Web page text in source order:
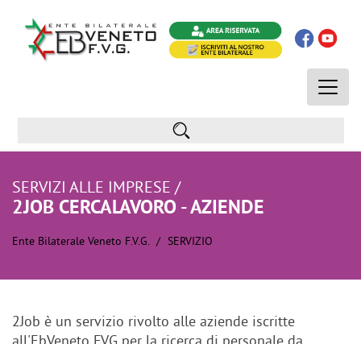
Toggle
SERVIZI ALLE IMPRESE /
2JOB CERCALAVORO - AZIENDE
Ente Bilaterale Veneto F.V.G. SERVIZIO
2Job è un servizio rivolto alle aziende iscritte
all'EbVeneto FVG per la ricerca di personale da